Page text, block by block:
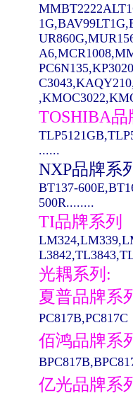
TOSHIBA品
......
NXP品牌系
BT137-
500R........
TI品牌系列
光耦系列:
夏普品牌系
PC817B,PC817C
佰鸿品牌系
亿光品牌系